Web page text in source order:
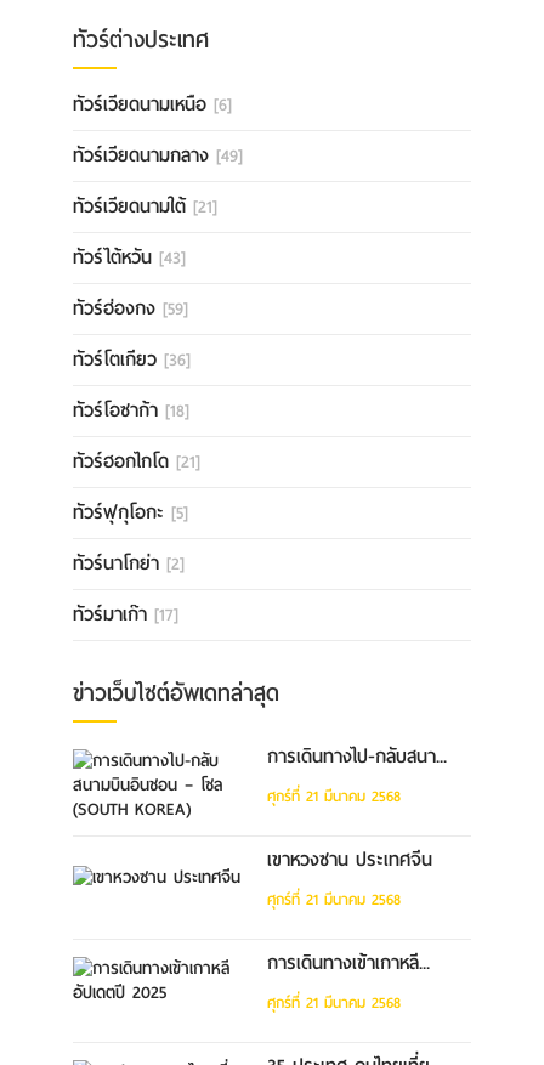
ทัวร์ต่างประเทศ
ทัวร์เวียดนามเหนือ [6]
ทัวร์เวียดนามกลาง [49]
ทัวร์เวียดนามใต้ [21]
ทัวร์ไต้หวัน [43]
ทัวร์ฮ่องกง [59]
ทัวร์โตเกียว [36]
ทัวร์โอซาก้า [18]
ทัวร์ฮอกไกโด [21]
ทัวร์ฟุกุโอกะ [5]
ทัวร์นาโกย่า [2]
ทัวร์มาเก๊า [17]
ข่าวเว็บไซต์อัพเดทล่าสุด
การเดินทางไป-กลับสนา...
ศุกร์ที่ 21 มีนาคม 2568
เขาหวงซาน ประเทศจีน
ศุกร์ที่ 21 มีนาคม 2568
การเดินทางเข้าเกาหลี...
ศุกร์ที่ 21 มีนาคม 2568